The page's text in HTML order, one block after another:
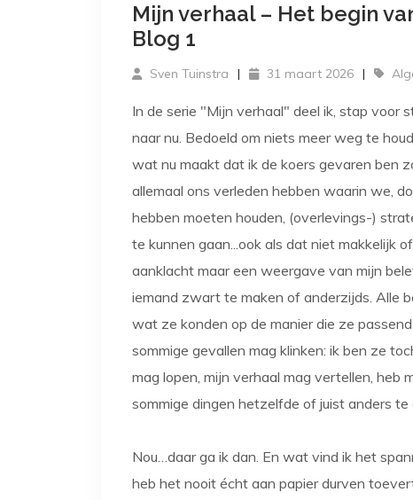
Mijn verhaal – Het begin
Blog 1
Sven Tuinstra 31 maart 2026
In de serie "Mijn verhaal" deel ik, stap voor
naar nu. Bedoeld om niets meer weg te
wat nu maakt dat ik de koers gevaren ben
allemaal ons verleden hebben waarin we,
hebben moeten houden, (overlevings-)
te kunnen gaan...ook als dat niet makkelijk
aanklacht maar een weergave van mijn
iemand zwart te maken of anderzijds. Alle
wat ze konden op de manier die ze
sommige gevallen mag klinken: ik ben ze
mag lopen, mijn verhaal mag vertellen, heb
sommige dingen hetzelfde of juist anders te
Nou…daar ga ik dan. En wat vind ik het
heb het nooit écht aan papier durven